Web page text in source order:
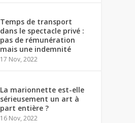
Temps de transport
dans le spectacle privé :
pas de rémunération
mais une indemnité
17 Nov, 2022
La marionnette est-elle
sérieusement un art à
part entière ?
16 Nov, 2022